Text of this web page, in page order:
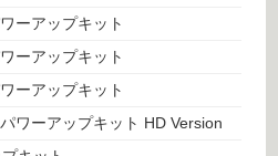
ーアップキット
ーアップキット
ーアップキット
ワーアップキット HD Version